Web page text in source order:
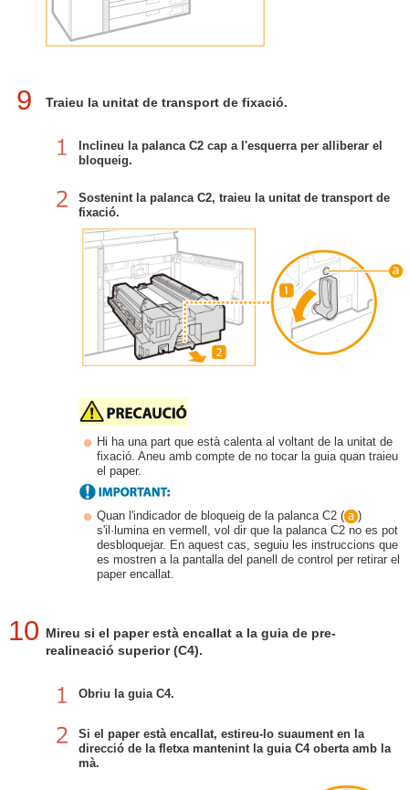
9 Traieu la unitat de transport de fixació.
Inclineu la palanca C2 cap a l'esquerra per alliberar el
bloqueig.
Sostenint la palanca C2, traieu la unitat de transport de
fixació.
Hi ha una part que està calenta al voltant de la unitat de
fixació. Aneu amb compte de no tocar la guia quan traieu
el paper.
Quan l'indicador de bloqueig de la palanca C2 (
)
s'il·lumina en vermell, vol dir que la palanca C2 no es pot
desbloquejar. En aquest cas, seguiu les instruccions que
es mostren a la pantalla del panell de control per retirar el
paper encallat.
10 Mireu si el paper està encallat a la guia de pre-
realineació superior (C4).
Obriu la guia C4.
Si el paper està encallat, estireu-lo suaument en la
direcció de la fletxa mantenint la guia C4 oberta amb la
mà.